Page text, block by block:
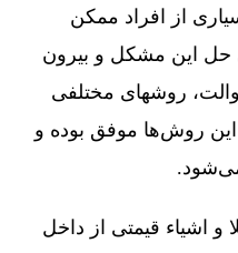
از افراد ممکن
حل این مشکل و بیرون
روشهای مختلفی
این روش‌ها موفق بوده و
و اشیاء قیمتی از داخل